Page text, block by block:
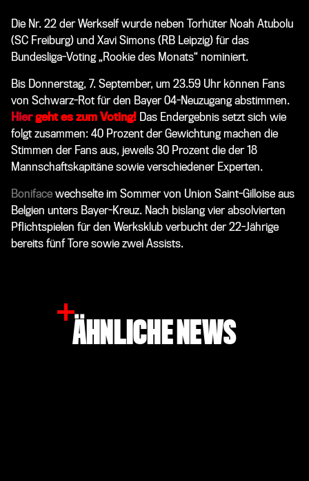
Die Nr. 22 der Werkself wurde neben Torhüter Noah Atubolu
(SC Freiburg) und Xavi Simons (RB Leipzig) für das
Bundesliga-Voting „Rookie des Monats“ nominiert.
Bis Donnerstag, 7. September, um 23.59 Uhr können Fans
von Schwarz-Rot für den Bayer 04-Neuzugang abstimmen.
Hiergeht es zum Voting! Das Endergebnis setzt sich wie
folgt zusammen: 40 Prozent der Gewichtung machen die
Stimmen der Fans aus, jeweils 30 Prozent die der 18
Mannschaftskapitäne sowie verschiedener Experten.
Boniface wechselte im Sommer von Union Saint-Gilloise aus
Belgien unters Bayer-Kreuz. Nach bislang vier absolvierten
Pflichtspielen für den Werksklub verbucht der 22-Jährige
bereits fünf Tore sowie zwei Assists.
ÄHNLICHE NEWS